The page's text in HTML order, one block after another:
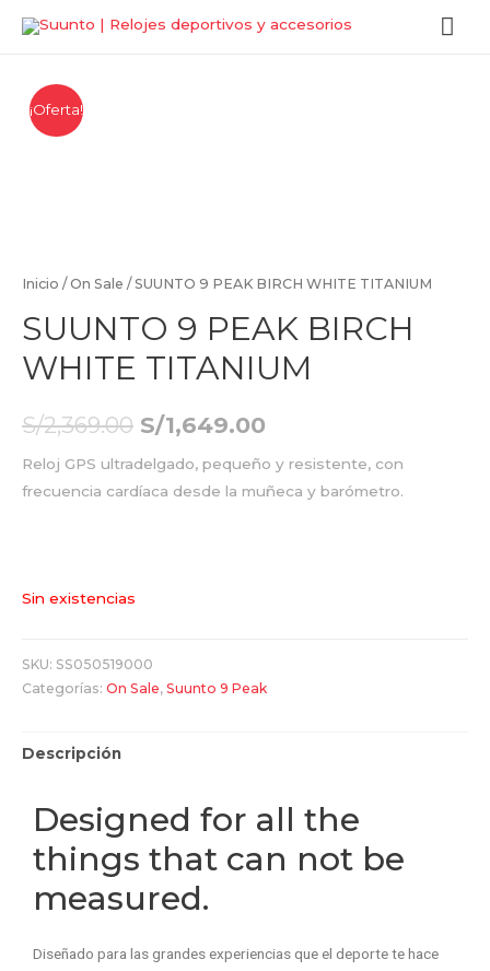
¡Oferta!
Inicio /On Sale / SUUNTO 9 PEAK BIRCH WHITE TITANIUM
SUUNTO 9 PEAK BIRCH
WHITE TITANIUM
S/2,369.00 S/1,649.00
Reloj GPS ultradelgado, pequeño y resistente, con
frecuencia cardíaca desde la muñeca y barómetro.
Sin existencias
SKU: SS050519000
Categorías: On Sale, Suunto 9 Peak
Descripción
Designed for all the
things that can not be
measured.
Diseñado para las grandes experiencias que el deporte te hace